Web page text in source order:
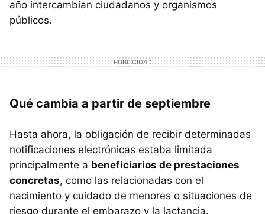
año intercambian ciudadanos y organismos
públicos.
Qué cambia a partir de septiembre
Hasta ahora, la obligación de recibir determinadas
notificaciones electrónicas estaba limitada
principalmente a beneficiarios de prestaciones
concretas, como las relacionadas con el
nacimiento y cuidado de menores o situaciones de
riesgo durante el embarazo y la lactancia.